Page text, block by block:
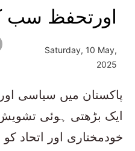
اورتحفظ سب
Saturday, 10 May,
2025
پاکستان میں سیاسی
ایک بڑھتی ہوئی
خودمختاری اور اتحاد